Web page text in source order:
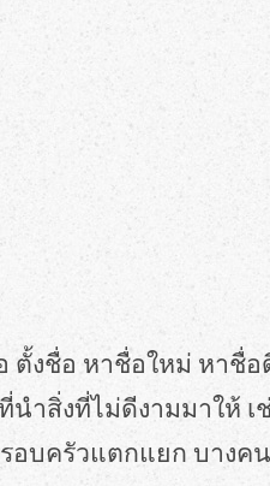
ตั้งชื่อ หาชื่อใหม่ หาชื่
ำสิ่งที่ไม่ดีงามมาให้
อบครัวแตกแยก บาง